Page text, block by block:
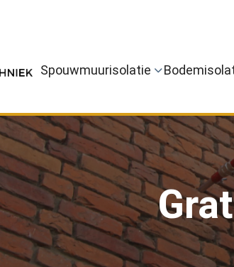
Spouwmuurisolatie